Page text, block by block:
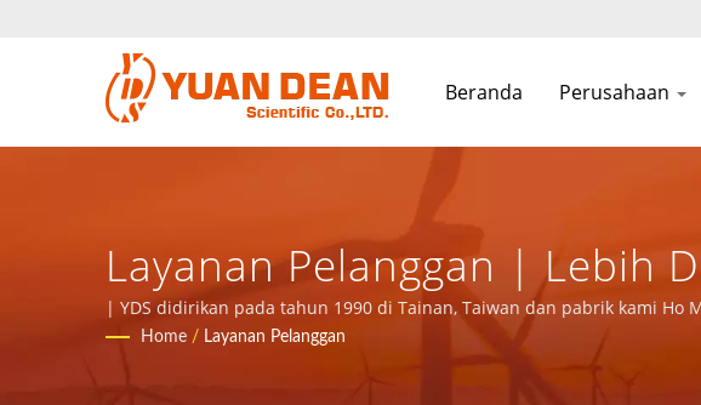
Beranda Perusahaan
Layanan Pelanggan | Lebih
Komponen Magnetik | YUAN
| YDS didirikan pada tahun 1990 di Tainan, Taiwan dan pabrik kami
terkemuka dengan sertifikasi ISO 9001, ISO 14001 dan IATF16949.
Home / Layanan Pelanggan